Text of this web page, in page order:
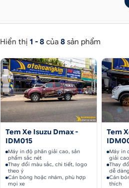
Hiển thị 1 - 8 của 8 sản phẩm
Tem Xe Isuzu Dmax -
IDM015
Máy in độ phân giải cao, sản
phẩm sắc nét
Thay đổi màu sắc, chi tiết, logo
theo ý
Cán bóng hoặc nhám, phù hợp
mọi xe
Tem
Máy in
giải cao
Thay
dễ dàng
Cán
thích